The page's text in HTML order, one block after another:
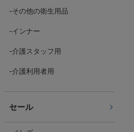
その他の衛生用品
インナー
介護スタッフ用
介護利用者用
セール